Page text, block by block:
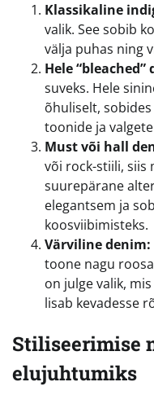
Klassikaline
valik. See sobib
välja puhas ning
Hele “bleached”
suveks. Hele
õhuliselt,
toonide ja
Must või hall
või rock-stiili, siis
suurepärane
elegantsem ja
koosviibimisteks.
Värviline denim:
toone nagu
on julge valik,
lisab kevadesse
Stiliseerimise
elujuhtumiks